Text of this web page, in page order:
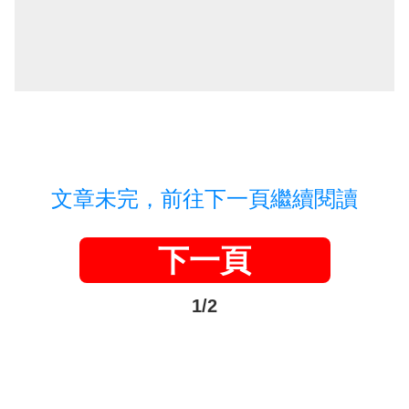
文章未完，前往下一頁繼續閱讀
下一頁
1/2